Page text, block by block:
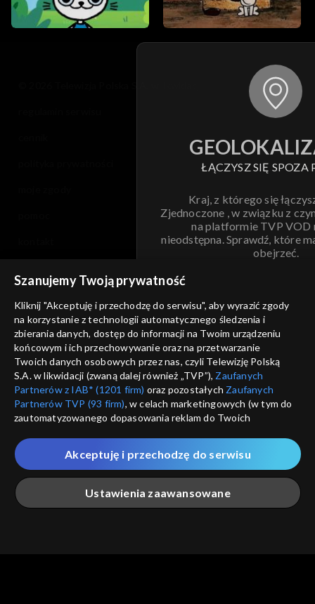
ŁĄCZYSZ SIĘ SPOZA
Kraj, z którego się
Zjednoczone , w związku z
na platformie TVP VOD
nieodstępna. Sprawdź, które
obejrzeć.
ANULUJ
informacje o dostawcy usług
Szanujemy Twoją prywatność
Kliknij "Akceptuję i przechodzę do serwisu", aby wyrazić zgody
na korzystanie z technologii automatycznego śledzenia i
zbierania danych, dostęp do informacji na Twoim urządzeniu
końcowym i ich przechowywanie oraz na przetwarzanie
Twoich danych osobowych przez nas, czyli Telewizję Polską
S.A. w likwidacji (zwaną dalej również „TVP”), Zaufanych
Partnerów z IAB* (1201 firm) oraz pozostałych Zaufanych
Partnerów TVP (93 firm), w celach marketingowych (w tym do
zautomatyzowanego dopasowania reklam do Twoich
które wskazujemy poniżej, a także zgody na udostępnianie
przez nas identyfikatora PPID do Google.
Twoje dane osobowe zbierane podczas odwiedzania przez
Ciebie naszych
poszczególnych serwisówzwanych dalej
„Portalem”, w tym informacje zapisywane za pomocą
Ustawienia zaawansowane
Akceptuję i przechodzę do serwisu